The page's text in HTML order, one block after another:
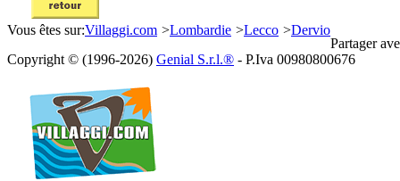
Vous êtes sur:Villaggi.com >Lombardie >Lecco >Dervio
Partager
Copyright © (1996-2026) Genial S.r.l.® - P.Iva 00980800676